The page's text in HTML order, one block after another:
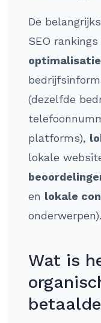
De
SEO rankings
optimalisatie
(dezelfde
platforms),
lokale
en lokale
onderwerpen).
Wat is